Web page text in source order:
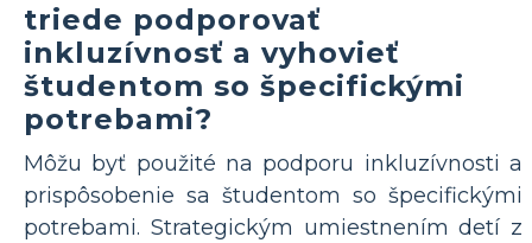
triede podporovať
inkluzívnosť a vyhovieť
študentom so špecifickými
potrebami?
Môžu byť použité na podporu inkluzívnosti a
prispôsobenie sa študentom so špecifickými
potrebami. Strategickým umiestnením detí z